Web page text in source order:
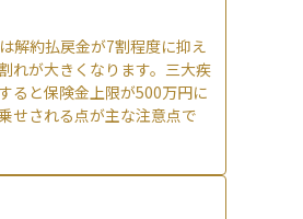
解約払戻金が7割程度に抑え
れが大きくなります。三大疾
ると保険金上限が500万円に
せされる点が主な注意点で